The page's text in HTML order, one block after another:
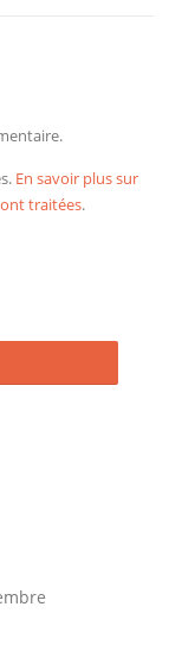
En savoir plus sur
traitées.